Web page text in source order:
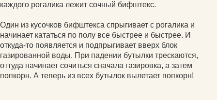
каждого рогалика лежит сочный бифштекс.
Один из кусочков бифштекса спрыгивает с рогалика и
начинает кататься по полу все быстрее и быстрее. И
откуда-то появляется и подпрыгивает вверх блок
газированной воды. При падении бутылки трескаются,
оттуда начинает сочиться сначала газировка, а затем
попкорн. А теперь из всех бутылок вылетает попкорн!